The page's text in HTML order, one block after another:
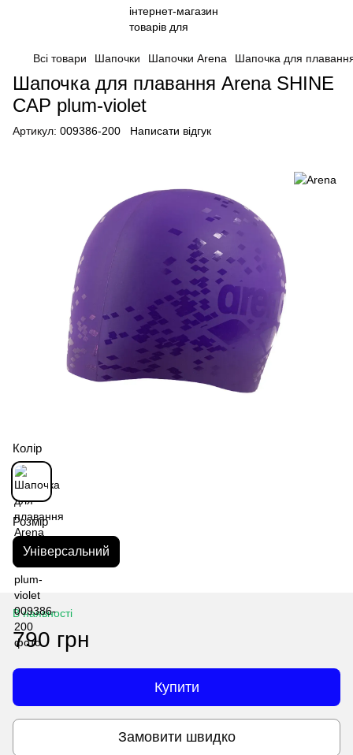
Всі товари Шапочки Шапочки Arena Шапочка для
Шапочка для плавання Arena SHINE
CAP plum-violet
Артикул: 009386-200 Написати відгук
Колір
Розмір
Універсальний
В наявності
790 грн
Купити
Замовити швидко